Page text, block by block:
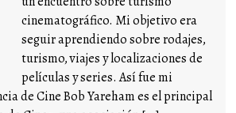
cinematográfico. Mi objetivo era
seguir aprendiendo sobre rodajes,
turismo, viajes y localizaciones de
películas y series. Así fue mi
de Cine Bob Yareham es el principal